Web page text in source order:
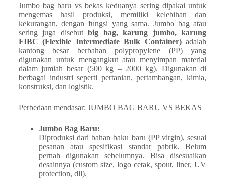
Jumbo bag baru vs bekas keduanya sering dipakai untuk
mengemas hasil produksi, memiliki kelebihan dan
kekurangan, dengan fungsi yang sama. Jumbo bag atau
sering juga disebutbig bag, karung jumbo, karung
FIBC (Flexible Intermediate Bulk Container)adalah
kantong besar berbahan polypropylene (PP) yang
digunakan untuk mengangkut atau menyimpan material
dalam jumlah besar (500 kg – 2000 kg). Digunakan di
berbagai industri seperti pertanian, pertambangan, kimia,
konstruksi, dan logistik.
Perbedaan mendasar: JUMBO BAG BARU VS BEKAS
Jumbo Bag Baru:
Diproduksi dari bahan baku baru (PP virgin), sesuai
pesanan atau spesifikasi standar pabrik. Belum
pernah digunakan sebelumnya. Bisa disesuaikan
desainnya (custom size, logo cetak, spout, liner, UV
protection, dll).